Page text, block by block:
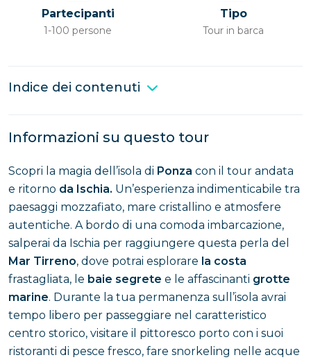
Partecipanti
1-100 persone
Tipo
Tour in barca
Indice dei contenuti
Informazioni su questo tour
Scopri la magia dell’isola di Ponza con il tour andata
e ritorno da Ischia. Un’esperienza indimenticabile tra
paesaggi mozzafiato, mare cristallino e atmosfere
autentiche. A bordo di una comoda imbarcazione,
salperai da Ischia per raggiungere questa perla del
Mar Tirreno, dove potrai esplorare la costa
frastagliata, le baie segrete e le affascinanti grotte
marine. Durante la tua permanenza sull’isola avrai
tempo libero per passeggiare nel caratteristico
centro storico, visitare il pittoresco porto con i suoi
ristoranti di pesce fresco, fare snorkeling nelle acque